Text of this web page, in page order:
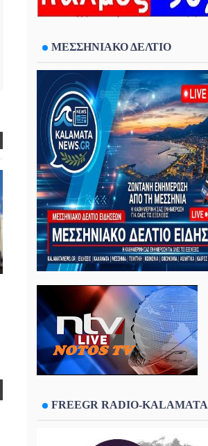
ΜΕΣΣΗΝΙΑΚΟ ΔΕΛΤΙΟ
FREEGR RADIO-KALAMATA